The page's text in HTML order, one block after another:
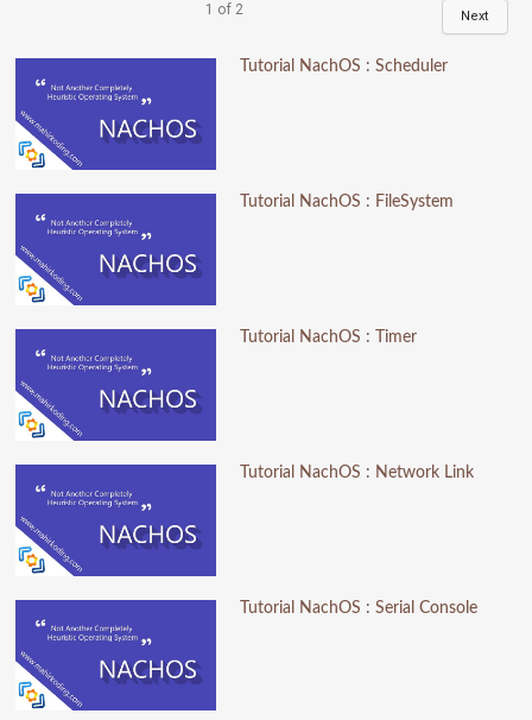
1 of 2 Next
Tutorial NachOS : Scheduler
Tutorial NachOS : FileSystem
Tutorial NachOS : Timer
Tutorial NachOS : Network Link
Tutorial NachOS : Serial Console